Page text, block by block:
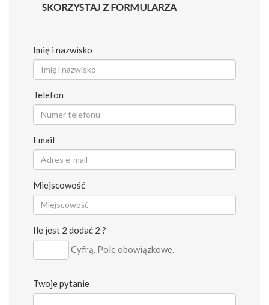
SKORZYSTAJ Z FORMULARZA
Imię i nazwisko
Telefon
Email
Miejscowość
Ile jest 2 dodać 2 ?
Cyfrą. Pole obowiązkowe.
Twoje pytanie